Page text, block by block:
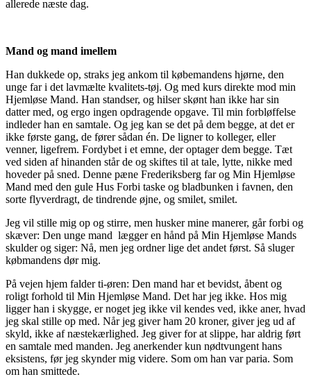
allerede næste dag.
Mand og mand imellem
Han dukkede op, straks jeg ankom til købemandens hjørne, den
unge far i det lavmælte kvalitets-tøj. Og med kurs direkte mod min
Hjemløse Mand. Han standser, og hilser skønt han ikke har sin
datter med, og ergo ingen opdragende opgave. Til min forbløffelse
indleder han en samtale. Og jeg kan se det på dem begge, at det er
ikke første gang, de fører sådan én. De ligner to kolleger, eller
venner, ligefrem. Fordybet i et emne, der optager dem begge. Tæt
ved siden af hinanden står de og skiftes til at tale, lytte, nikke med
hoveder på sned. Denne pæne Frederiksberg far og Min Hjemløse
Mand med den gule Hus Forbi taske og bladbunken i favnen, den
sorte flyverdragt, de tindrende øjne, og smilet, smilet.
Jeg vil stille mig op og stirre, men husker mine manerer, går forbi og
skæver: Den unge mand lægger en hånd på Min Hjemløse Mands
skulder og siger: Nå, men jeg ordner lige det andet først. Så sluger
købmandens dør mig.
På vejen hjem falder ti-øren: Den mand har et bevidst, åbent og
roligt forhold til Min Hjemløse Mand. Det har jeg ikke. Hos mig
ligger han i skygge, er noget jeg ikke vil kendes ved, ikke aner, hvad
jeg skal stille op med. Når jeg giver ham 20 kroner, giver jeg ud af
skyld, ikke af næstekærlighed. Jeg giver for at slippe, har aldrig ført
en samtale med manden. Jeg anerkender kun nødtvungent hans
eksistens, før jeg skynder mig videre. Som om han var paria. Som
om han smittede.